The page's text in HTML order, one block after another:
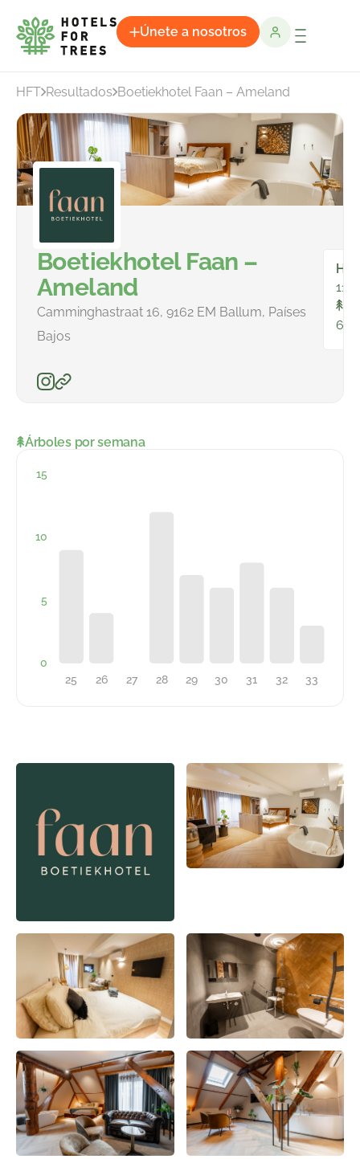
Únete a nosotros
HFT Resultados Boetiekhotel Faan – Ameland
Boetiekhotel Faan –
Ameland
Camminghastraat 16, 9162 EM Ballum, Países
Bajos
11
67
Árboles por semana